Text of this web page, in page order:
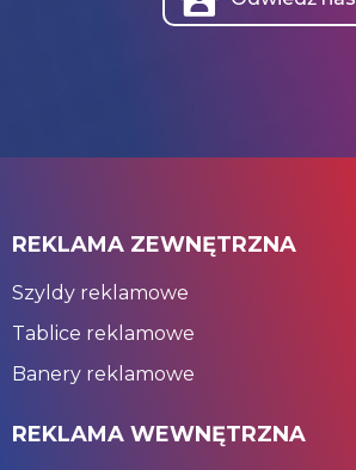
REKLAMA ZEWNĘTRZNA
Szyldy reklamowe
Tablice reklamowe
Banery reklamowe
REKLAMA WEWNĘTRZNA